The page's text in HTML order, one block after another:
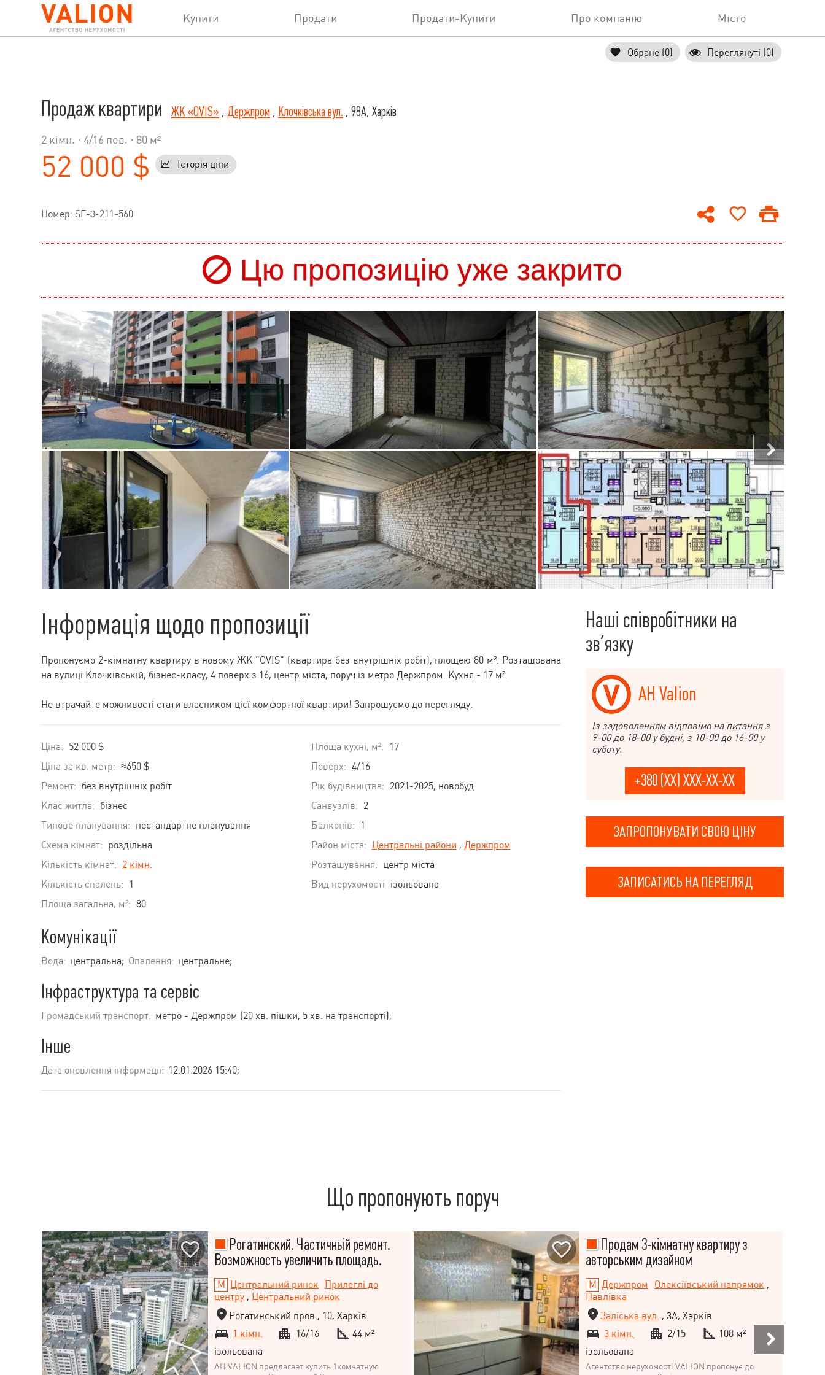
Купити Продати Продати-Купити Про компанію Місто
Обране (0) Переглянуті (0)
Продаж квартири ЖК «OVIS» , Держпром , Клочківська вул. , 98А, Харків
2 кімн. · 4/16 пов. · 80 м²
52 000 $ Історія ціни
Номер: SF-3-211-560
Цю пропозицію уже закрито
Інформація щодо пропозиції
Пропонуємо 2-кімнатну квартиру в новому ЖК "OVIS" (квартира без внутрішніх робіт), площею 80 м². Розташована
на вулиці Клочківській, бізнес-класу, 4 поверх з 16, центр міста, поруч із метро Держпром. Кухня - 17 м².
Не втрачайте можливості стати власником цієї комфортної квартири! Запрошуємо до перегляду.
Ціна: 52 000 $
Ціна за кв. метр: ≈650 $
Ремонт: без внутрішніх робіт
Клас житла: бізнес
Типове планування: нестандартне планування
Схема кімнат: роздільна
Кількість кімнат: 2 кімн.
Кількість спалень:
1
Площа загальна, м²: 80
Площа кухні, м²:
17
Поверх: 4/16
Рік будівництва: 2021-2025, новобуд
Санвузлів: 2
Балконів:
1
Район міста: Центральні райони , Держпром
Розташування: центр міста
Вид нерухомості ізольована
Комунікації
Вода: центральна; Опалення: центральне;
Інфраструктура та сервіс
Громадський транспорт: метро - Держпром (20 хв. пішки, 5 хв. на транспорті);
Інше
Дата оновлення інформації: 12.01.2026 15:40;
Наші співробітники на
зв’язку
АН Valion
Із задоволенням відповімо на питання з
9-00 до 18-00 у будні, з 10-00 до 16-00 у
суботу.
+380 (XX) XXX-XX-XX
ЗАПРОПОНУВАТИ СВОЮ ЦІНУ
ЗАПИСАТИСЬ НА ПЕРЕГЛЯД
Що пропонують поруч
Рогатинский. Частичньій ремонт.
Возможность увеличить площадь.
Центральний ринок
Прилеглі до
центру , Центральний ринок
Рогатинський пров., 10, Харків
1 кімн.
16/16
44 м²
ізольована
АН VALION предлагает купить 1комнатную
Продам 3-кімнатну квартиру з
авторським дизайном
Держпром Олексіївський напрямок ,
Павлівка
Заліська вул. , 3А, Харків
3 кімн.
2/15
108 м²
ізольована
Агентство нерухомості VALION пропонує до